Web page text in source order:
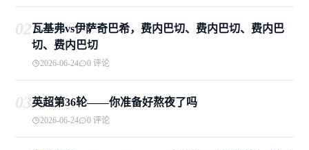
02瓦基弗vs伊萨奇巴希，费内巴切、费内巴切、费内巴
切、费内巴切
2026-06-24 0 评论
03英超第36轮——你准备好熬夜了吗
2026-06-24 0 评论